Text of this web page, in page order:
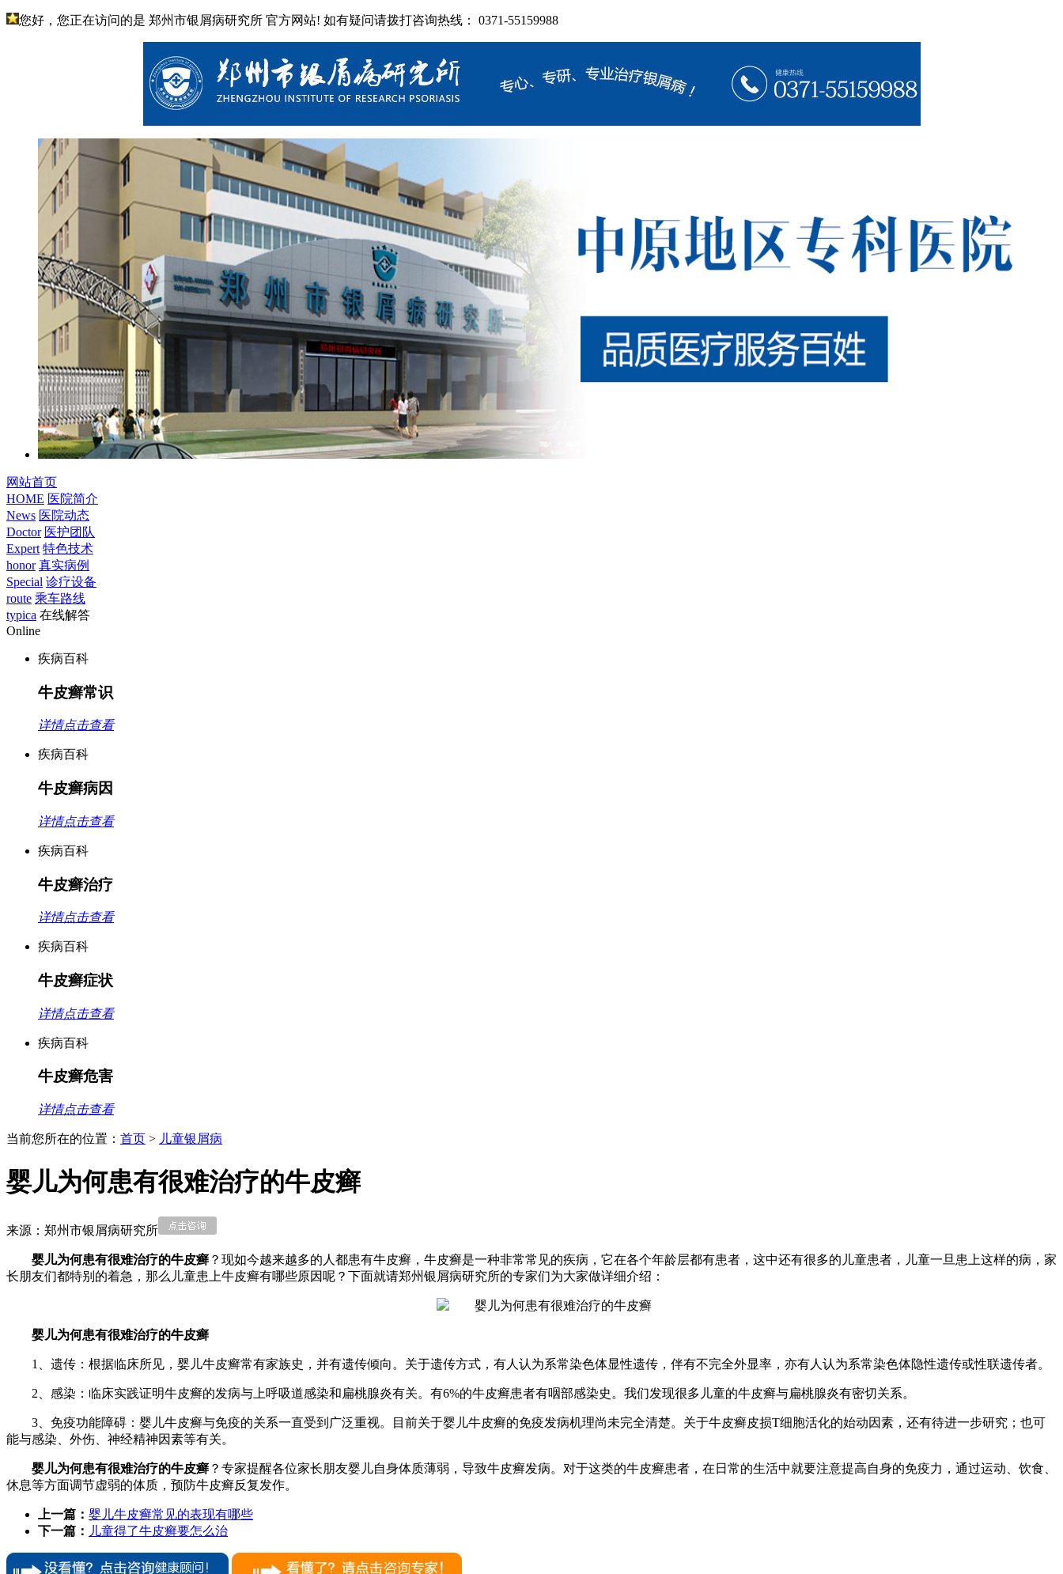
您好，您正在访问的是 郑州市银屑病研究所 官方网站! 如有疑问请拨打咨询热线： 0371-55159988
网站首页
HOME 医院简介
News 医院动态
Doctor 医护团队
Expert 特色技术
honor 真实病例
Special 诊疗设备
route 乘车路线
typica 在线解答
Online
疾病百科
牛皮癣常识
详情点击查看
疾病百科
牛皮癣病因
详情点击查看
疾病百科
牛皮癣治疗
详情点击查看
疾病百科
牛皮癣症状
详情点击查看
疾病百科
牛皮癣危害
详情点击查看
当前您所在的位置： 首页 > 儿童银屑病
婴儿为何患有很难治疗的牛皮癣
来源：郑州市银屑病研究所
婴儿为何患有很难治疗的牛皮癣 ？现如今越来越多的人都患有牛皮癣，牛皮癣是一种非常常见的疾病，它在各个年龄层都有患者，这中还有很多的儿童患者，儿童一旦患上这样的病，家
长朋友们都特别的着急，那么儿童患上牛皮癣有哪些原因呢？下面就请郑州银屑病研究所的专家们为大家做详细介绍：
婴儿为何患有很难治疗的牛皮癣
1、遗传：根据临床所见，婴儿牛皮癣常有家族史，并有遗传倾向。关于遗传方式，有人认为系常染色体显性遗传，伴有不完全外显率，亦有人认为系常染色体隐性遗传或性联遗传者。
2、感染：临床实践证明牛皮癣的发病与上呼吸道感染和扁桃腺炎有关。有6%的牛皮癣患者有咽部感染史。我们发现很多儿童的牛皮癣与扁桃腺炎有密切关系。
3、免疫功能障碍：婴儿牛皮癣与免疫的关系一直受到广泛重视。目前关于婴儿牛皮癣的免疫发病机理尚未完全清楚。关于牛皮癣皮损T细胞活化的始动因素，还有待进一步研究；也可
能与感染、外伤、神经精神因素等有关。
婴儿为何患有很难治疗的牛皮癣 ？专家提醒各位家长朋友婴儿自身体质薄弱，导致牛皮癣发病。对于这类的牛皮癣患者，在日常的生活中就要注意提高自身的免疫力，通过运动、饮食、
休息等方面调节虚弱的体质，预防牛皮癣反复发作。
上一篇： 婴儿牛皮癣常见的表现有哪些
下一篇： 儿童得了牛皮癣要怎么治